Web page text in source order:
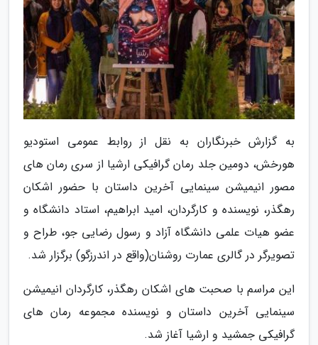
به گزارش خبرنگاران به نقل از روابط عمومی استودیو
هورخش، دومین جلد رمان گرافیکی ارشیا از سری رمان های
مصور انیمیشن سینمایی آخرین داستان با حضور اشکان
رهگذر، نویسنده و کارگردان، امید ابراهیم، استاد دانشگاه و
عضو هیات علمی دانشگاه آزاد و رسول رضایی جو، طراح و
تصویرگر در گالری عمارت روشنان(واقع در اندرزگو) برگزار شد.
این مراسم با صحبت های اشکان رهگذر، کارگردان انیمیشن
سینمایی آخرین داستان و نویسنده مجموعه رمان های
گرافیکی جمشید و ارشیا آغاز شد.